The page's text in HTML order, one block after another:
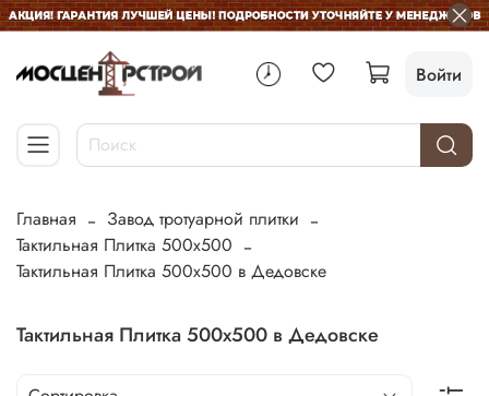
Войти
Главная
Завод тротуарной плитки
Тактильная Плитка 500х500
Тактильная Плитка 500х500 в Дедовске
Тактильная Плитка 500х500 в Дедовске